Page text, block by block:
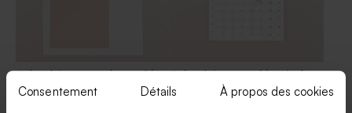
Consentement Détails À propos des cookies
Calendrier annuel mural à
spirales photos et mémo
Calendrier mural à spirales
A4 vos plus beaux souvenirs